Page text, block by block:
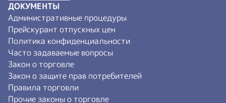
ДОКУМЕНТЫ
Административные процедуры
Прейскурант отпускных цен
Политика конфиденциальности
Часто задаваемые вопросы
Закон о торговле
Закон о защите прав потребителей
Правила торговли
Прочие законы о торговле